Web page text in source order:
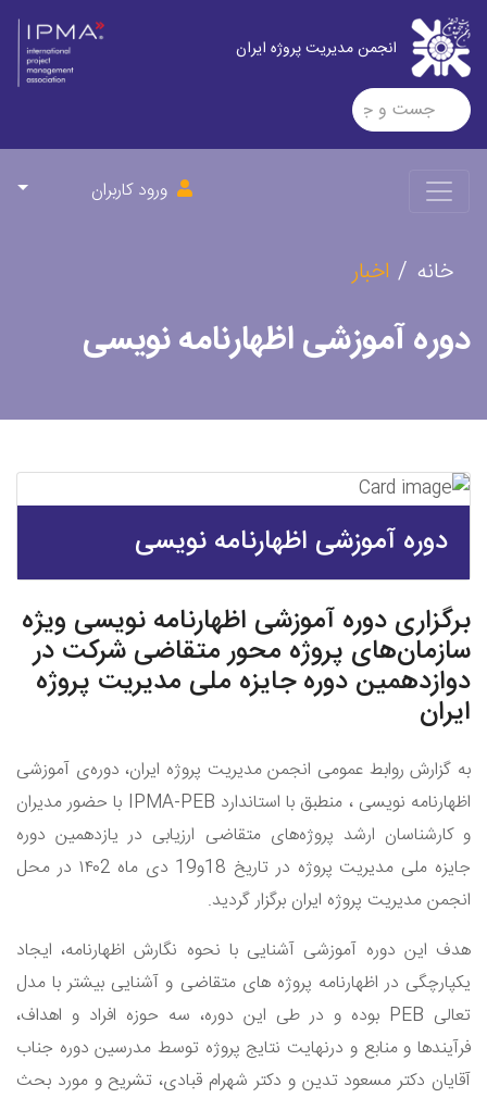
انجمن مدیریت پروژه ایران
ورود کاربران
خانه اخبار
دوره آموزشی اظهارنامه نویسی
دوره آموزشی اظهارنامه نویسی
برگزاری دوره آموزشی اظهارنامه نویسی ویژه
سازمان‌های پروژه محور متقاضی شرکت در
دوازدهمین دوره جایزه ملی مدیریت پروژه
ایران
به گزارش روابط عمومی انجمن مدیریت پروژه ایران، دوره‌ی آموزشی
اظهارنامه نویسی ، منطبق با استانداردIPMA-PEBبا حضور مدیران
و کارشناسان ارشد پروژه‌های متقاضی ارزیابی در یازدهمین دوره
جایزه ملی مدیریت پروژه در تاریخ18و19 دی ماه۱۴۰2در محل
انجمن مدیریت پروژه ایران برگزار گردید.
هدف این دوره آموزشی آشنایی با نحوه نگارش اظهارنامه، ایجاد
یکپارچگی در اظهارنامه پروژه های متقاضی و آشنایی بیشتر با مدل
تعالیPEBبوده و در طی این دوره، سه حوزه افراد و اهداف،
فرآیندها و منابع و درنهایت نتایج پروژه توسط مدرسین دوره جناب
آقایان دکتر مسعود تدین و دکتر شهرام قبادی، تشریح و مورد بحث